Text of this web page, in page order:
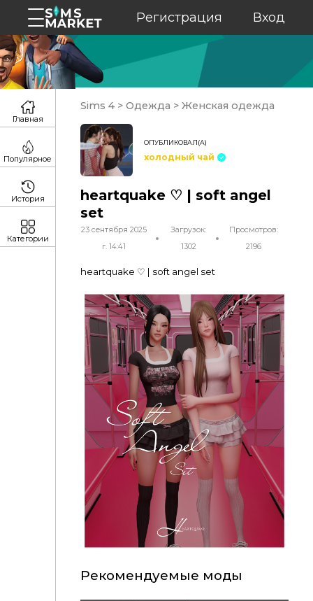
Регистрация Вход
Sims 4 > Одежда > Женская одежда
ОПУБЛИКОВАЛ(А)
холодный чай
heartquake ♡ | soft angel
set
23 сентября 2025
г. 14:41
Загрузок:
1302
Просмотров:
2196
heartquake ♡ | soft angel set
Рекомендуемые моды
Главная
Популярное
История
Категории